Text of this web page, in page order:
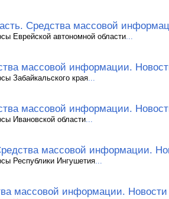
Средства массовой
Еврейской автономной области
массовой информации.
Забайкальского края
массовой информации.
Ивановской области
массовой информации.
Республики Ингушетия
массовой информации. Новости